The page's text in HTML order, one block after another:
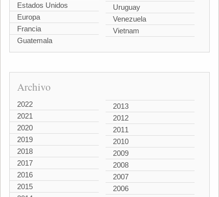
Estados Unidos
Europa
Francia
Guatemala
Uruguay
Venezuela
Vietnam
Archivo
2022
2021
2020
2019
2018
2017
2016
2015
2013
2012
2011
2010
2009
2008
2007
2006